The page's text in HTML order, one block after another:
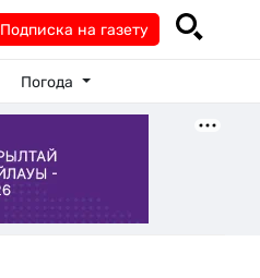
Подписка на газету
Погода